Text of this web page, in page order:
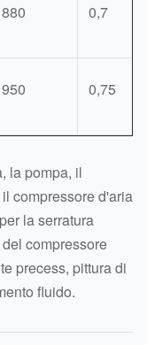
880 0,7
950 0,75
la pompa, il
compressore d'aria
la serratura
compressore
precess, pittura di
fluido.